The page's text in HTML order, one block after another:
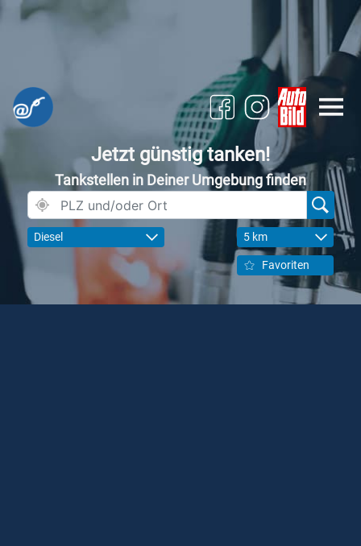
Jetzt günstig tanken!
Tankstellen in Deiner Umgebung finden
Diesel 5 km
Favoriten